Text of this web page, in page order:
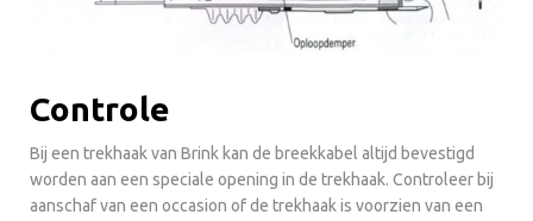
Controle
Bij een trekhaak van Brink kan de breekkabel altijd bevestigd
worden aan een speciale opening in de trekhaak. Controleer bij
aanschaf van een occasion of de trekhaak is voorzien van een